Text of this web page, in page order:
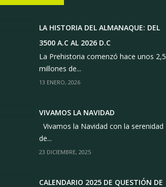
LA HISTORIA DEL ALMANAQUE: DEL
3500 A.C AL 2026 D.C
La Prehistoria comenzó hace unos 2,5
millones de...
13 ENERO, 2026
VIVAMOS LA NAVIDAD
Vivamos la Navidad con la serenidad
de...
23 DICIEMBRE, 2025
CALENDARIO 2025 DE QUESTIÓN DE